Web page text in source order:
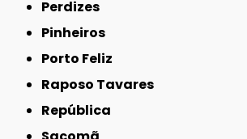
Perdizes
Pinheiros
Porto Feliz
Raposo Tavares
República